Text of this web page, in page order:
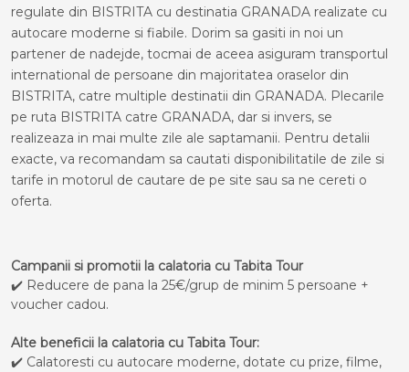
regulate din BISTRITA cu destinatia GRANADA realizate cu
autocare moderne si fiabile. Dorim sa gasiti in noi un
partener de nadejde, tocmai de aceea asiguram transportul
international de persoane din majoritatea oraselor din
BISTRITA, catre multiple destinatii din GRANADA. Plecarile
pe ruta BISTRITA catre GRANADA, dar si invers, se
realizeaza in mai multe zile ale saptamanii. Pentru detalii
exacte, va recomandam sa cautati disponibilitatile de zile si
tarife in motorul de cautare de pe site sau sa ne cereti o
oferta.
Campanii si promotii la calatoria cu Tabita Tour
✔️ Reducere de pana la 25€/grup de minim 5 persoane +
voucher cadou.
Alte beneficii la calatoria cu Tabita Tour:
✔️ Calatoresti cu autocare moderne, dotate cu prize, filme,